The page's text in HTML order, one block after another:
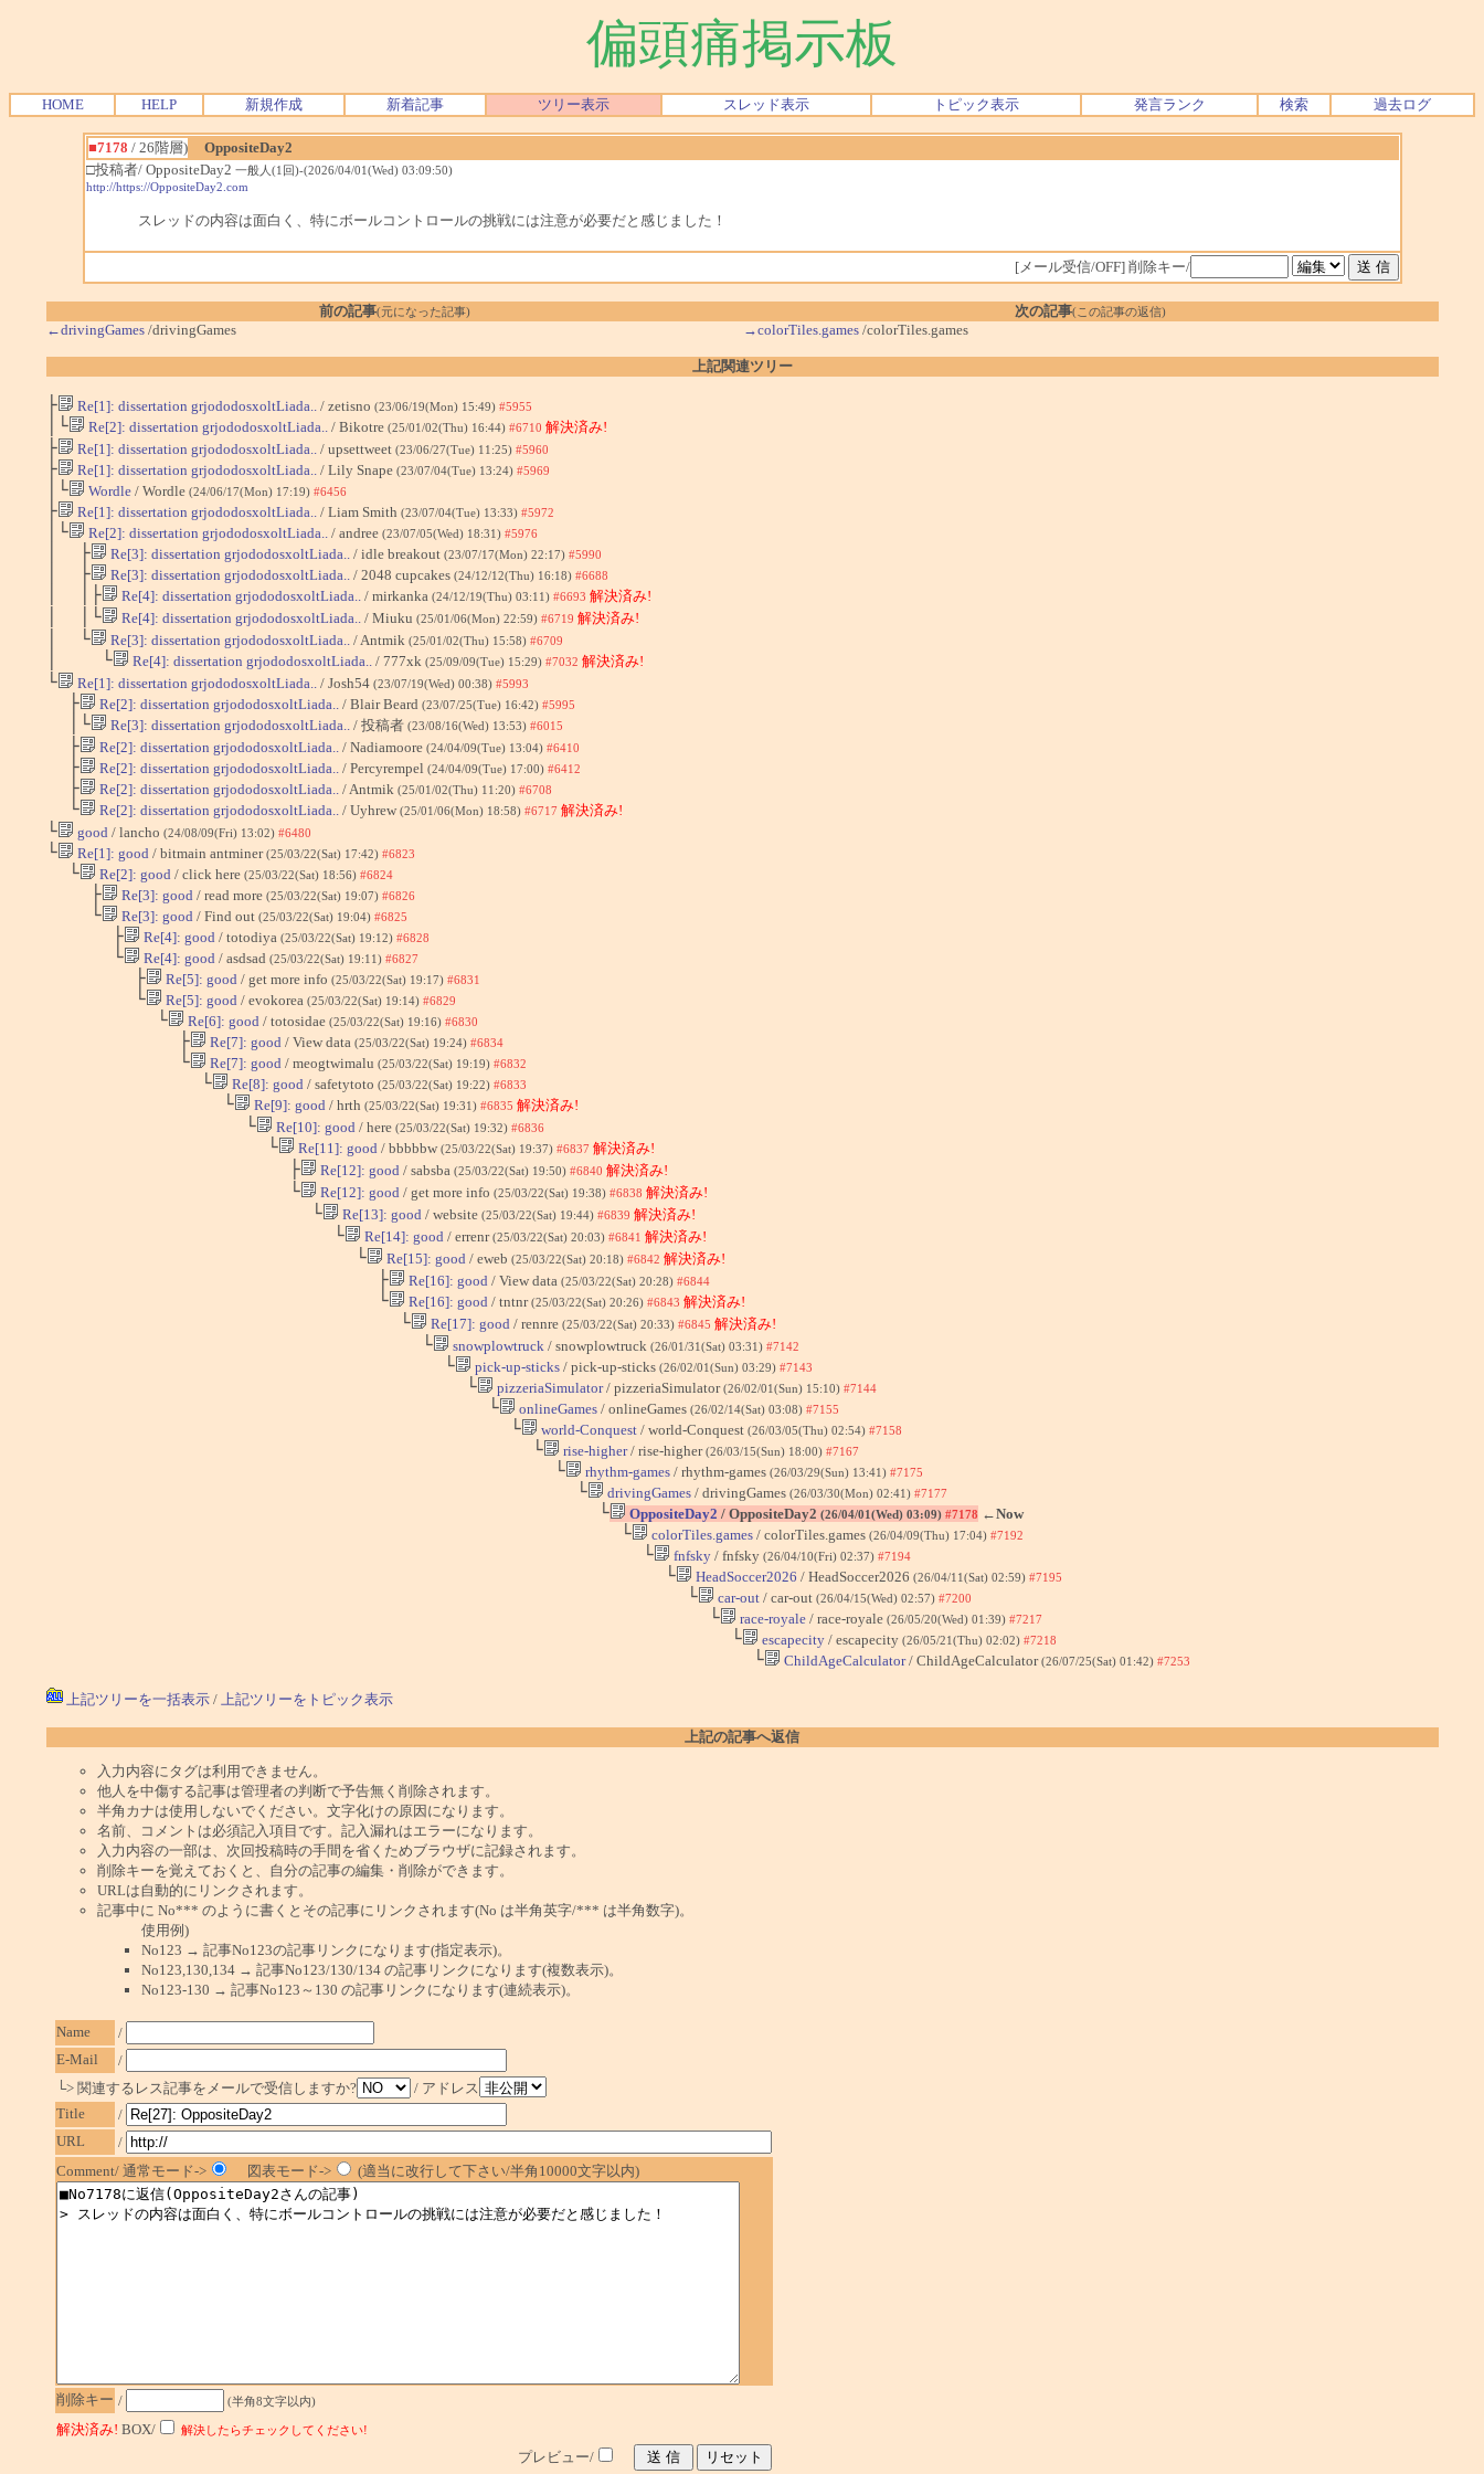
偏頭痛掲示板
HOME HELP 新規作成 新着記事 ツリー表示 スレッド表示 トピック表示 発言ランク 検索 過去ログ
■7178 / 26階層)
OppositeDay2
□投稿者/ OppositeDay2 一般人(1回)-(2026/04/01(Wed) 03:09:50)
http://https://OppositeDay2.com
スレッドの内容は面白く、特にボールコントロールの挑戦には注意が必要だと感じました！
[メール受信/OFF] 削除キー/
前の記事(元になった記事) 次の記事(この記事の返信)
←drivingGames/drivingGames →colorTiles.games/colorTiles.games
上記関連ツリー
├ Re[1]: dissertation grjododosxoltLiada.. / zetisno (23/06/19(Mon) 15:49) #5955
│└ Re[2]: dissertation grjododosxoltLiada.. / Bikotre (25/01/02(Thu) 16:44) #6710 解決済み!
├ Re[1]: dissertation grjododosxoltLiada.. / upsettweet (23/06/27(Tue) 11:25) #5960
├ Re[1]: dissertation grjododosxoltLiada.. / Lily Snape (23/07/04(Tue) 13:24) #5969
│└ Wordle/ Wordle (24/06/17(Mon) 17:19) #6456
├ Re[1]: dissertation grjododosxoltLiada.. / Liam Smith (23/07/04(Tue) 13:33) #5972
│└ Re[2]: dissertation grjododosxoltLiada.. / andree (23/07/05(Wed) 18:31) #5976
│ ├ Re[3]: dissertation grjododosxoltLiada.. / idle breakout (23/07/17(Mon) 22:17) #5990
│ ├ Re[3]: dissertation grjododosxoltLiada.. / 2048 cupcakes (24/12/12(Thu) 16:18) #6688
│ │├ Re[4]: dissertation grjododosxoltLiada.. / mirkanka (24/12/19(Thu) 03:11) #6693 解決済み!
│ │└ Re[4]: dissertation grjododosxoltLiada.. / Miuku (25/01/06(Mon) 22:59) #6719 解決済み!
│ └ Re[3]: dissertation grjododosxoltLiada.. / Antmik (25/01/02(Thu) 15:58) #6709
│ └ Re[4]: dissertation grjododosxoltLiada.. / 777xk (25/09/09(Tue) 15:29) #7032 解決済み!
└ Re[1]: dissertation grjododosxoltLiada.. / Josh54 (23/07/19(Wed) 00:38) #5993
├ Re[2]: dissertation grjododosxoltLiada.. / Blair Beard (23/07/25(Tue) 16:42) #5995
│└ Re[3]: dissertation grjododosxoltLiada.. / 投稿者 (23/08/16(Wed) 13:53) #6015
├ Re[2]: dissertation grjododosxoltLiada.. / Nadiamoore (24/04/09(Tue) 13:04) #6410
├ Re[2]: dissertation grjododosxoltLiada.. / Percyrempel (24/04/09(Tue) 17:00) #6412
├ Re[2]: dissertation grjododosxoltLiada.. / Antmik (25/01/02(Thu) 11:20) #6708
└ Re[2]: dissertation grjododosxoltLiada.. / Uyhrew (25/01/06(Mon) 18:58) #6717 解決済み!
└ good / lancho (24/08/09(Fri) 13:02) #6480
└ Re[1]: good / bitmain antminer(25/03/22(Sat) 17:42) #6823
└ Re[2]: good / click here (25/03/22(Sat) 18:56) #6824
├ Re[3]: good / read more (25/03/22(Sat) 19:07) #6826
└ Re[3]: good / Find out (25/03/22(Sat) 19:04) #6825
├ Re[4]: good / totodiya (25/03/22(Sat) 19:12) #6828
└ Re[4]: good / asdsad (25/03/22(Sat) 19:11) #6827
├ Re[5]: good / get more info (25/03/22(Sat) 19:17) #6831
└ Re[5]: good / evokorea (25/03/22(Sat) 19:14) #6829
└ Re[6]: good / totosidae (25/03/22(Sat) 19:16) #6830
├ Re[7]: good / View data (25/03/22(Sat) 19:24) #6834
└ Re[7]: good / meogtwimalu (25/03/22(Sat) 19:19) #6832
└ Re[8]: good / safetytoto (25/03/22(Sat) 19:22) #6833
└ Re[9]: good / hrth (25/03/22(Sat) 19:31) #6835 解決済み!
└ Re[10]: good / here (25/03/22(Sat) 19:32) #6836
└ Re[11]: good / bbbbbw (25/03/22(Sat) 19:37) #6837 解決済み!
├ Re[12]: good / sabsba (25/03/22(Sat) 19:50) #6840 解決済み!
└ Re[12]: good / get more info (25/03/22(Sat) 19:38) #6838 解決済み!
└ Re[13]: good / website (25/03/22(Sat) 19:44) #6839 解決済み!
└ Re[14]: good / errenr(25/03/22(Sat) 20:03) #6841 解決済み!
└ Re[15]: good / eweb (25/03/22(Sat) 20:18) #6842 解決済み!
├ Re[16]: good / View data (25/03/22(Sat) 20:28) #6844
└ Re[16]: good / tntnr(25/03/22(Sat) 20:26) #6843 解決済み!
└ Re[17]: good / rennre (25/03/22(Sat) 20:33) #6845 解決済み!
└ snowplowtruck / snowplowtruck (26/01/31(Sat) 03:31) #7142
└ pick-up-sticks/ pick-up-sticks (26/02/01(Sun) 03:29) #7143
└ pizzeriaSimulator/ pizzeriaSimulator(26/02/01(Sun) 15:10) #7144
└ onlineGames/ onlineGames (26/02/14(Sat) 03:08) #7155
└ world-Conquest/ world-Conquest (26/03/05(Thu) 02:54) #7158
└ rise-higher/ rise-higher(26/03/15(Sun) 18:00) #7167
└ rhythm-games/ rhythm-games (26/03/29(Sun) 13:41) #7175
└ drivingGames/ drivingGames (26/03/30(Mon) 02:41) #7177
└ OppositeDay2 / OppositeDay2 (26/04/01(Wed) 03:09) #7178 ←Now
└ colorTiles.games/ colorTiles.games (26/04/09(Thu) 17:04) #7192
└ fnfsky/ fnfsky (26/04/10(Fri) 02:37) #7194
└ HeadSoccer2026 / HeadSoccer2026 (26/04/11(Sat) 02:59) #7195
└ car-out/ car-out (26/04/15(Wed) 02:57) #7200
└ race-royale/ race-royale (26/05/20(Wed) 01:39) #7217
└ escapecity/ escapecity (26/05/21(Thu) 02:02) #7218
└ ChildAgeCalculator/ ChildAgeCalculator(26/07/25(Sat) 01:42) #7253
上記ツリーを一括表示/ 上記ツリーをトピック表示
上記の記事へ返信
入力内容にタグは利用できません。
他人を中傷する記事は管理者の判断で予告無く削除されます。
半角カナは使用しないでください。文字化けの原因になります。
名前、コメントは必須記入項目です。記入漏れはエラーになります。
入力内容の一部は、次回投稿時の手間を省くためブラウザに記録されます。
削除キーを覚えておくと、自分の記事の編集・削除ができます。
URLは自動的にリンクされます。
記事中に No*** のように書くとその記事にリンクされます(No は半角英字/*** は半角数字)。
使用例)
No123 → 記事No123の記事リンクになります(指定表示)。
No123,130,134 → 記事No123/130/134 の記事リンクになります(複数表示)。
No123-130 → 記事No123～130 の記事リンクになります(連続表示)。
Name
/
E-Mail
/
└> 関連するレス記事をメールで受信しますか?
/ アドレス
Title
/
URL
/
Comment/ 通常モード->
図表モード-> (適当に改行して下さい/半角10000文字以内)
削除キー / (半角8文字以内)
解決済み! BOX/ 解決したらチェックしてください!
プレビュー/